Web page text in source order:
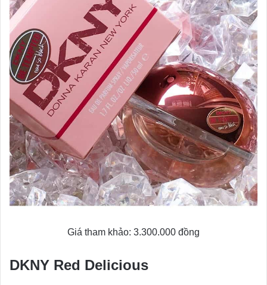
Giá tham khảo: 3.300.000 đồng
DKNY Red Delicious